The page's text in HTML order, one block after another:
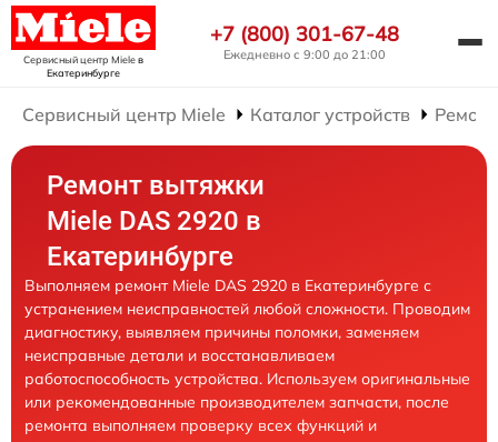
Сервисный центр Mieleв
Екатеринбурге
+7 (800) 301-67-48
Ежедневно с 9:00 до 21:00
Сервисный центр Miele Каталог устройств
Ремонт вытяжки
Miele DAS 2920 в
Екатеринбурге
Выполняем ремонт Miele DAS 2920 в Екатеринбурге с
устранением неисправностей любой сложности. Проводим
диагностику, выявляем причины поломки, заменяем
неисправные детали и восстанавливаем
работоспособность устройства. Используем оригинальные
или рекомендованные производителем запчасти, после
ремонта выполняем проверку всех функций и